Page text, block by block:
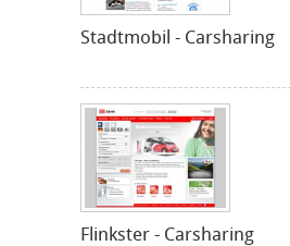
Stadtmobil - Carsharing
Flinkster - Carsharing